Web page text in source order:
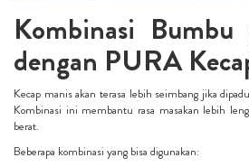
Kombinasi
dengan PURA
Kecap manis akan terasa lebih seimbang jika
Kombinasi ini membantu rasa masakan lebih
berat.
Beberapa kombinasi yang bisa digunakan: